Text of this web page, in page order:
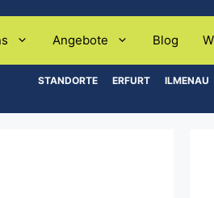
Angebote Blog
STANDORTE ERFURT ILMENAU